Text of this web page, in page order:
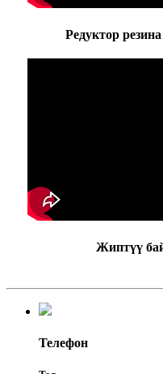
Редуктор
Жиптүү
Телефон